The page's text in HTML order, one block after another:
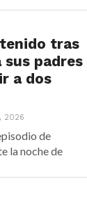
tras
padres
a dos
2026
de
la noche de